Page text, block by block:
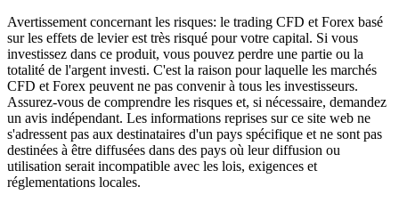
Avertissement concernant les risques: le trading CFD et Forex basé
sur les effets de levier est très risqué pour votre capital. Si vous
investissez dans ce produit, vous pouvez perdre une partie ou la
totalité de l'argent investi. C'est la raison pour laquelle les marchés
CFD et Forex peuvent ne pas convenir à tous les investisseurs.
Assurez-vous de comprendre les risques et, si nécessaire, demandez
un avis indépendant. Les informations reprises sur ce site web ne
s'adressent pas aux destinataires d'un pays spécifique et ne sont pas
destinées à être diffusées dans des pays où leur diffusion ou
utilisation serait incompatible avec les lois, exigences et
réglementations locales.